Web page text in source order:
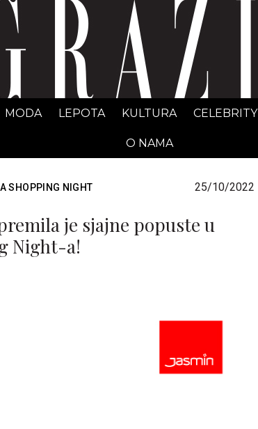
GRAZIA Srbija
MODA LEPOTA KULTURA CELEBRITY
O NAMA
SHOPPING NIGHT 25/10/2022
je sjajne popuste u
Night-a!